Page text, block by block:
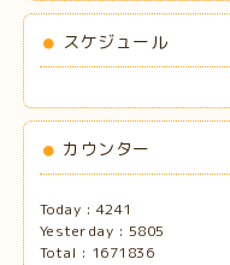
スケジュール
カウンター
Today : 4241
Yesterday : 5805
Total : 1671836